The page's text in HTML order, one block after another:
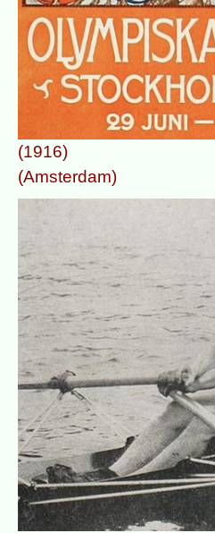
(1916)
(Amsterdam)